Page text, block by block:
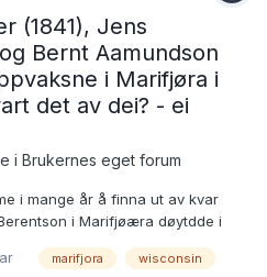
(1841), Jens
Bernt Aamundson
i Marifjøra i
det av dei? - ei
i Brukernes eget forum
i mange år å finna ut av kvar
i Marifjøæra døytdde i
ingen adresse oppgjeven *
marifjora wisconsin